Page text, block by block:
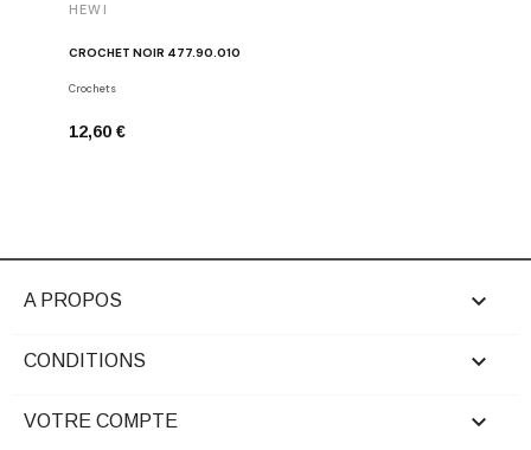
HEWI
CROCHET NOIR 477.90.010
Crochets
12,60 €
A PROPOS 
CONDITIONS 
VOTRE COMPTE 